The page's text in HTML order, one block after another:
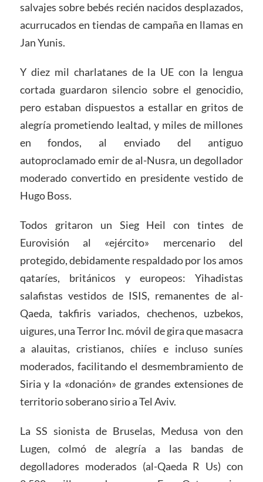
salvajes sobre bebés recién nacidos desplazados,
acurrucados en tiendas de campaña en llamas en
Jan Yunis.
Y diez mil charlatanes de la UE con la lengua
cortada guardaron silencio sobre el genocidio,
pero estaban dispuestos a estallar en gritos de
alegría prometiendo lealtad, y miles de millones
en fondos, al enviado del antiguo
autoproclamado emir de al-Nusra, un degollador
moderado convertido en presidente vestido de
Hugo Boss.
Todos gritaron un Sieg Heil con tintes de
Eurovisión al «ejército» mercenario del
protegido, debidamente respaldado por los amos
qataríes, británicos y europeos: Yihadistas
salafistas vestidos de ISIS, remanentes de al-
Qaeda, takfiris variados, chechenos, uzbekos,
uigures, una Terror Inc. móvil de gira que masacra
a alauitas, cristianos, chiíes e incluso suníes
moderados, facilitando el desmembramiento de
Siria y la «donación» de grandes extensiones de
territorio soberano sirio a Tel Aviv.
La SS sionista de Bruselas, Medusa von den
Lugen, colmó de alegría a las bandas de
degolladores moderados (al-Qaeda R Us) con